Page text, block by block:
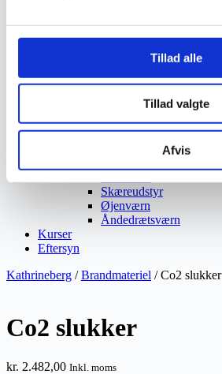
Tillad alle
Tillad valgte
Afvis
Grensaks
Opsamlere
Save
Teleskopværktøj
Værnemidler
Beskyttelsesdragter
Skæreudstyr
Øjenværn
Åndedrætsværn
Kurser
Eftersyn
Kathrineberg /Brandmateriel / Co2 slukker
Co2 slukker
kr. 2.482,00 Inkl. moms